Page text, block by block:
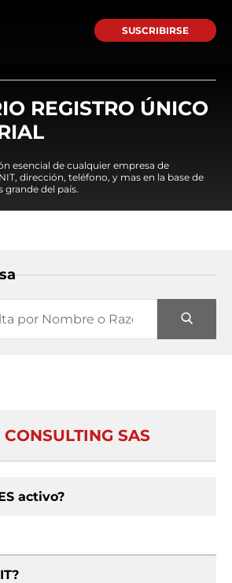
SUSCRIBIRSE
REGISTRO ÚNICO
esencial de cualquier empresa de
dirección, teléfono, y mas en la base de
grande del país.
SAS
activo?